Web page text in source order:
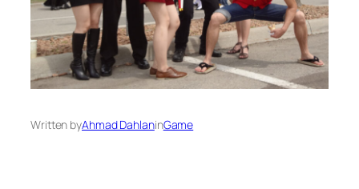
Written byAhmad DahlaninGame